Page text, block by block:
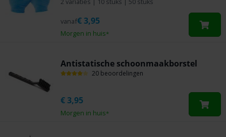
2 variaties | 10 stuks | 50 stuks
Morgen in huis*
vanaf€3,95
Antistatische schoonmaakborstel
20 beoordelingen
Morgen in huis*
€3,95